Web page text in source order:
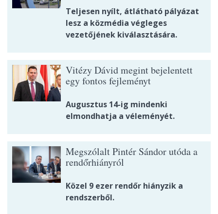
Teljesen nyílt, átlátható pályázat
lesz a közmédia végleges
vezetőjének kiválasztására.
Vitézy Dávid megint bejelentett
egy fontos fejleményt
Augusztus 14-ig mindenki
elmondhatja a véleményét.
Megszólalt Pintér Sándor utóda a
rendőrhiányról
Közel 9 ezer rendőr hiányzik a
rendszerből.